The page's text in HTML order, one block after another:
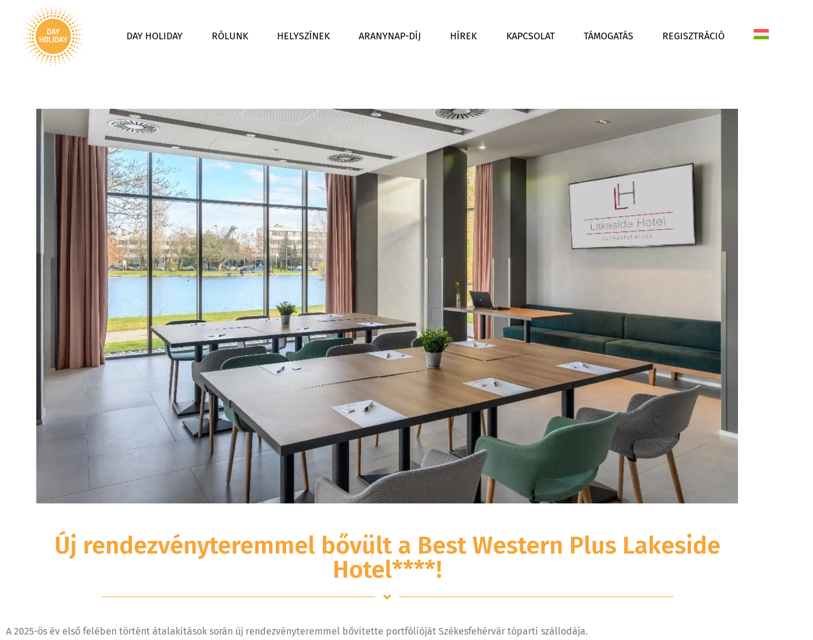
DAY HOLIDAY RÓLUNK HELYSZÍNEK ARANYNAP-DÍJ HÍREK KAPCSOLAT TÁMOGATÁS REGISZTRÁCIÓ
Új rendezvényteremmel bővült a Best Western Plus Lakeside
Hotel****!
A 2025-ös év első felében történt átalakítások során új rendezvényteremmel bővítette portfólióját Székesfehérvár tóparti szállodája.